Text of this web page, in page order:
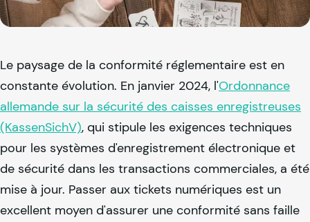
Le paysage de la conformité réglementaire est en
constante évolution. En janvier 2024, l'Ordonnance
allemande sur la sécurité des caisses enregistreuses
(KassenSichV), qui stipule les exigences techniques
pour les systèmes d'enregistrement électronique et
de sécurité dans les transactions commerciales, a été
mise à jour. Passer aux tickets numériques est un
excellent moyen d'assurer une conformité sans faille